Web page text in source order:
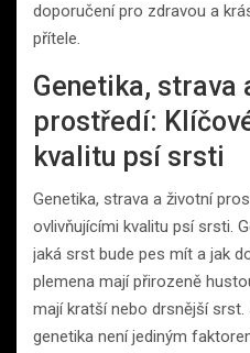
doporučení pro zdravou a
přítele.
Genetika, strava
prostředí:
kvalitu psí srsti
Genetika, strava a životní
ovlivňujícími kvalitu psí srsti.
jaká srst bude pes mít a jak
plemena mají přirozeně
mají kratší nebo drsnější
genetika není jediným